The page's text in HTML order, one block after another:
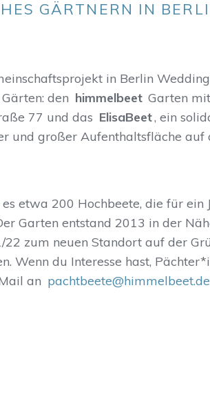
GÄRTNERN IN
in Berlin
den himmelbeet Garten mit
77 und das ElisaBeet, ein
und großer Aufenthaltsfläche auf
etwa 200 Hochbeete, die für ein
Garten entstand 2013 in der
zum neuen Standort auf der
Wenn du Interesse hast,
an pachtbeete@himmelbeet.de